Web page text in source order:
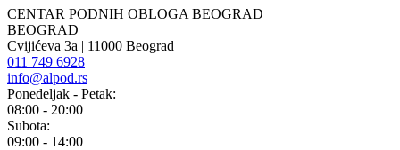
CENTAR PODNIH OBLOGA BEOGRAD
BEOGRAD
Cvijićeva 3a | 11000 Beograd
011 749 6928
info@alpod.rs
Ponedeljak - Petak:
08:00 - 20:00
Subota:
09:00 - 14:00